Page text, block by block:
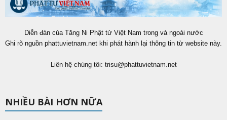
Diễn đàn của Tăng Ni Phật tử Việt Nam trong và ngoài nước
Ghi rõ nguồn phattuvietnam.net khi phát hành lại thông tin từ website này.
Liên hệ chúng tôi: trisu@phattuvietnam.net
NHIỀU BÀI HƠN NỮA